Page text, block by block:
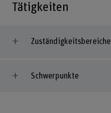
Tätigkeiten
Zuständigkeitsbereiche
Schwerpunkte